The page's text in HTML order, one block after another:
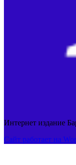
Интернет издание
Сайт работает на